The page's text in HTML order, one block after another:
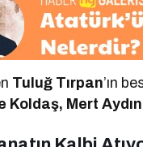
Tuluğ Tırpan’ın
Koldaş, Mert